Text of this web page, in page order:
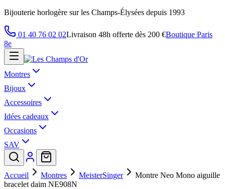
Bijouterie horlogère sur les Champs-Élysées depuis 1993
01 40 76 02 02Livraison 48h offerte dès 200 €Boutique Paris
8e
Montres
Bijoux
Accessoires
Idées cadeaux
Occasions
SAV
Accueil Montres MeisterSinger
Montre Neo Mono aiguille
bracelet daim NE908N